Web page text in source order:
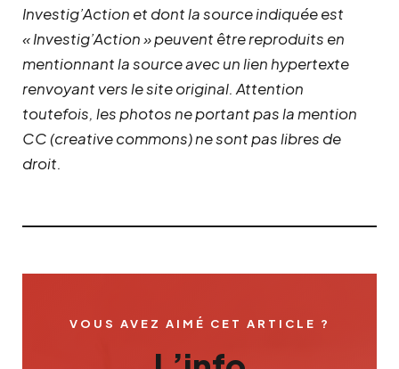
Investig’Action et dont la source indiquée est
« Investig’Action » peuvent être reproduits en
mentionnant la source avec un lien hypertexte
renvoyant vers le site original. Attention
toutefois, les photos ne portant pas la mention
CC (creative commons) ne sont pas libres de
droit.
VOUS AVEZ AIMÉ CET ARTICLE ?